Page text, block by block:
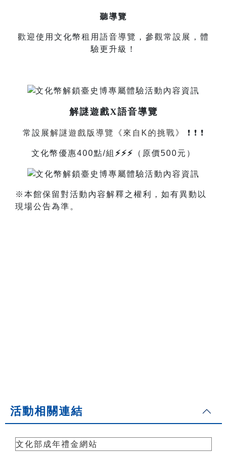
聽導覽
歡迎使用文化幣租用語音導覽，參觀常設展，體
驗更升級！
解謎遊戲X語音導覽
常設展解謎遊戲版導覽《來自K的挑戰》 ❗️ ❗️ ❗️
文化幣優惠400點/組 ⚡⚡⚡ （原價500元）
※本館保留對活動內容解釋之權利，如有異動以
現場公告為準。
活動相關連結
文化部成年禮金網站